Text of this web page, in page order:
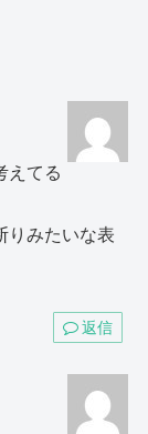
えてる
りみたいな表
返信